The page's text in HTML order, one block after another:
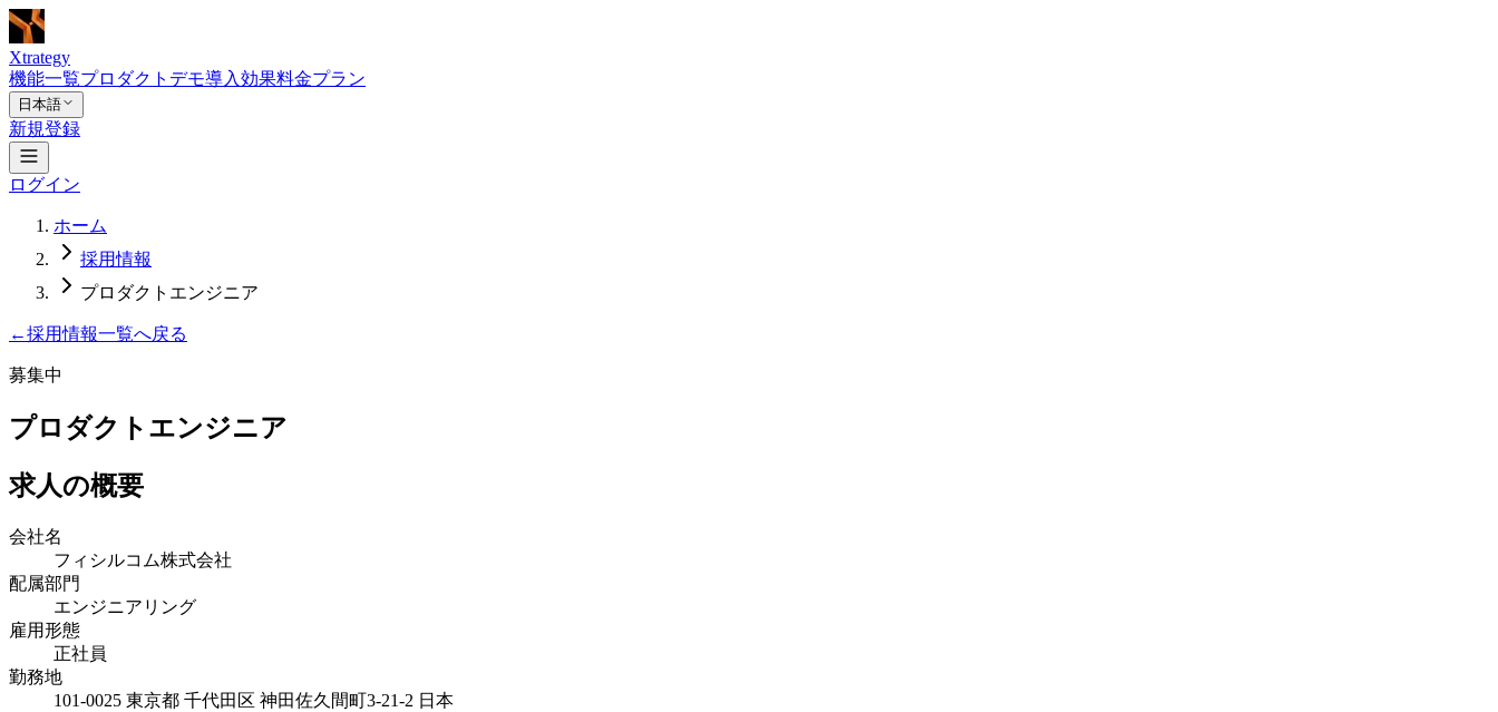
Xtrategy
機能一覧プロダクトデモ導入効果料金プラン
日本語
新規登録
ログイン
ホーム
採用情報
プロダクトエンジニア
←採用情報一覧へ戻る
募集中
プロダクトエンジニア
求人の概要
会社名
フィシルコム株式会社
配属部門
エンジニアリング
雇用形態
正社員
勤務地
101-0025 東京都 千代田区 神田佐久間町3-21-2 日本